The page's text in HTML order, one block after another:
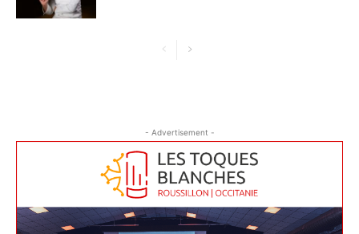
- Advertisement -